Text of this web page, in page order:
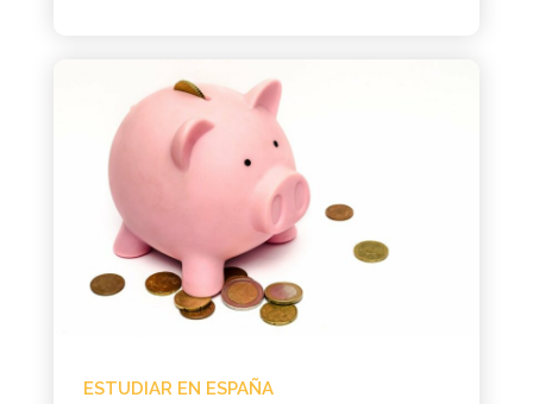
ESTUDIAR EN ESPAÑA